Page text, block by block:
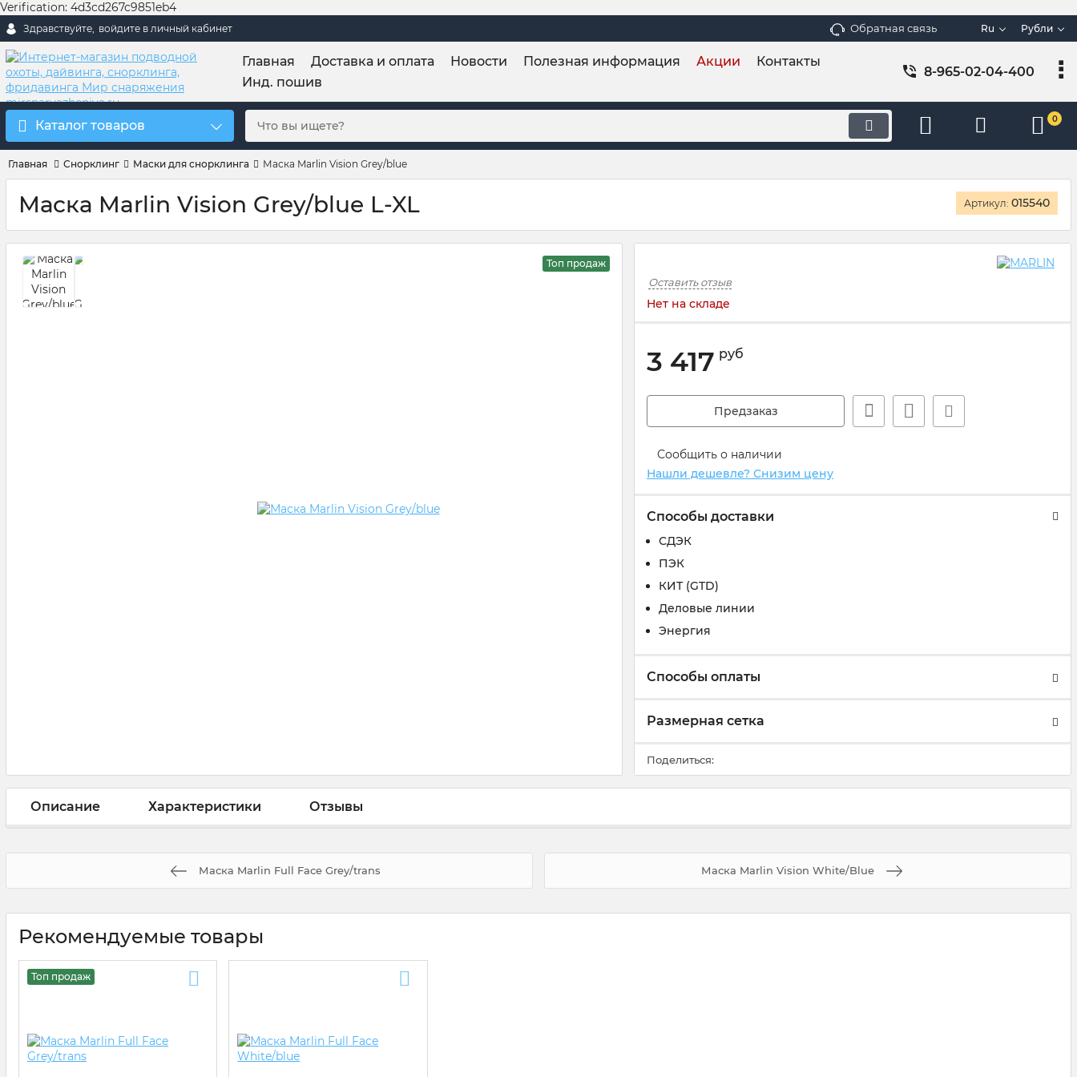
Verification: 4d3cd267c9851eb4
Здравствуйте, войдите в личный кабинет Обратная связь Ru Рубли
Главная Доставка и оплата Новости Полезная информация Акции
Контакты
Инд. пошив
8-965-02-04-400
Каталог товаров 0
Главная Снорклинг Маски для снорклинга Маска Marlin Vision Grey/blue
Маска Marlin Vision Grey/blue L-XL Артикул: 015540
Топ продаж
Оставить отзыв
Нет на складе
3 417 руб
Предзаказ
Сообщить о наличии
Нашли дешевле? Снизим цену
Способы доставки
СДЭК
ПЭК
КИТ (GTD)
Деловые линии
Энергия
Способы оплаты
Размерная сетка
Поделиться:
Описание Характеристики Отзывы
Маска Marlin Full Face Grey/trans Маска Marlin Vision White/Blue
Рекомендуемые товары
Топ продаж